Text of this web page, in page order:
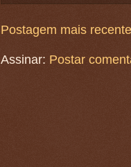
Postagem mais recente
Assinar: Postar